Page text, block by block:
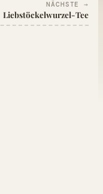
NÄCHSTE →
Liebstöckelwurzel-Tee